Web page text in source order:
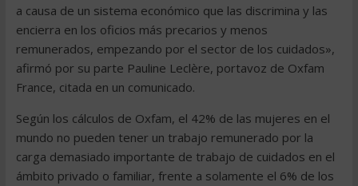
a causa de un sistema económico que las discrimina y las
encierra en los oficios más precarios y menos
remunerados, empezando por el sector de los cuidados»,
afirmó por su parte Pauline Leclère, portavoz de Oxfam
France, citada en un comunicado.
Según los cálculos de Oxfam, el 42% de las mujeres en el
mundo no pueden tener un trabajo remunerado por la
carga demasiado importante de trabajo de cuidados en el
ámbito privado o familiar, frente a solamente el 6% de los